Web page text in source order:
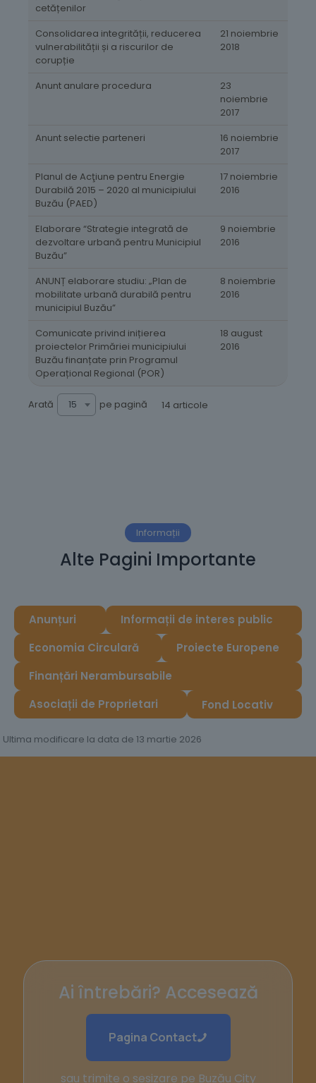
cetățenilor
Consolidarea integrității, reducerea
vulnerabilității și a riscurilor de
corupție
21 noiembrie
2018
Anunt anulare procedura
23
noiembrie
2017
Anunt selectie parteneri
16 noiembrie
2017
Planul de Acţiune pentru Energie
Durabilă 2015 – 2020 al municipiului
Buzău (PAED)
17 noiembrie
2016
Elaborare “Strategie integrată de
dezvoltare urbană pentru Municipiul
Buzău”
9 noiembrie
2016
ANUNȚ elaborare studiu: „Plan de
mobilitate urbană durabilă pentru
municipiul Buzău”
8 noiembrie
2016
Comunicate privind inițierea
proiectelor Primăriei municipiului
Buzău finanțate prin Programul
Operațional Regional (POR)
18 august
2016
Arată 15 pe pagină 14 articole
Informații
Alte Pagini Importante
Anunțuri
Informații de interes public
Economia Circulară
Proiecte Europene
Finanțări Nerambursabile
Asociații de Proprietari
Fond Locativ
Ultima modificare la data de 13 martie 2026
Ai întrebări? Accesează
Pagina Contact
sau trimite o sesizare pe Buzău City